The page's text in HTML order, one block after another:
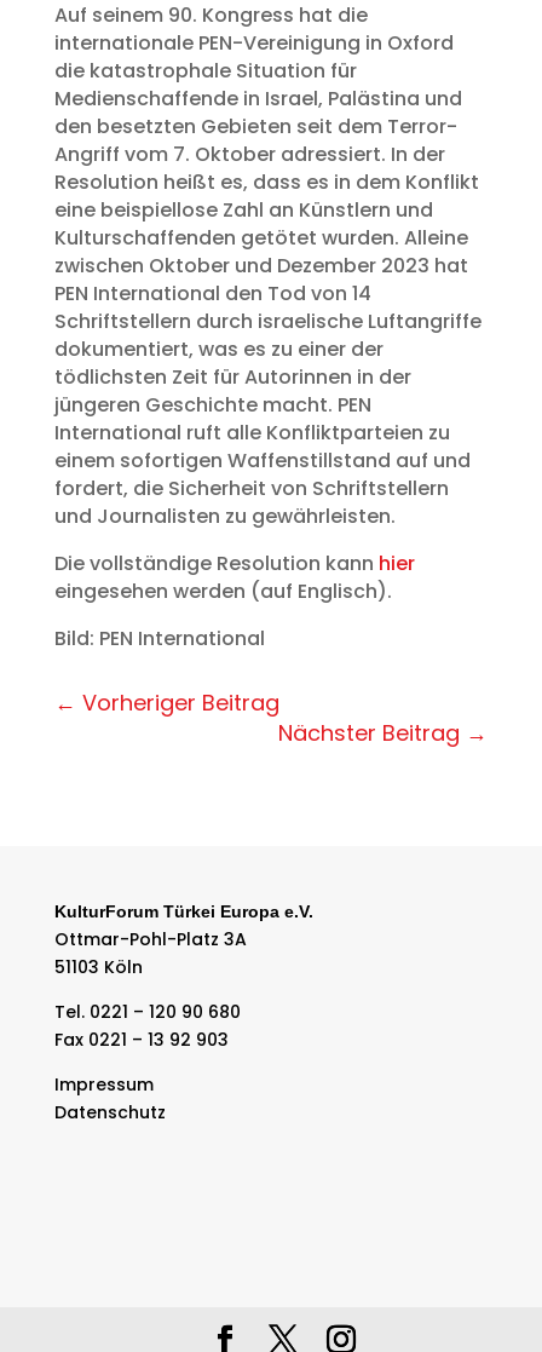
Auf seinem 90. Kongress hat die
internationale PEN-Vereinigung in Oxford
die katastrophale Situation für
Medienschaffende in Israel, Palästina und
den besetzten Gebieten seit dem Terror-
Angriff vom 7. Oktober adressiert. In der
Resolution heißt es, dass es in dem Konflikt
eine beispiellose Zahl an Künstlern und
Kulturschaffenden getötet wurden. Alleine
zwischen Oktober und Dezember 2023 hat
PEN International den Tod von 14
Schriftstellern durch israelische Luftangriffe
dokumentiert, was es zu einer der
tödlichsten Zeit für Autorinnen in der
jüngeren Geschichte macht. PEN
International ruft alle Konfliktparteien zu
einem sofortigen Waffenstillstand auf und
fordert, die Sicherheit von Schriftstellern
und Journalisten zu gewährleisten.
Die vollständige Resolution kann hier
eingesehen werden (auf Englisch).
Bild: PEN International
← Vorheriger Beitrag
Nächster Beitrag →
KulturForum Türkei Europa e.V.
Ottmar-Pohl-Platz 3A
51103 Köln
Tel. 0221 – 120 90 680
Fax 0221 – 13 92 903
Impressum
Datenschutz